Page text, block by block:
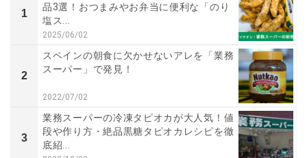
1
品3選！おつまみやお弁当に便利な「のり
塩ス...
2025/06/02
2
スペインの朝食に欠かせないアレを「業務
スーパー」で発見！
2022/07/02
3
業務スーパーの冷凍タピオカが大人気！値
段や作り方・絶品黒糖タピオカレシピを徹
底紹...